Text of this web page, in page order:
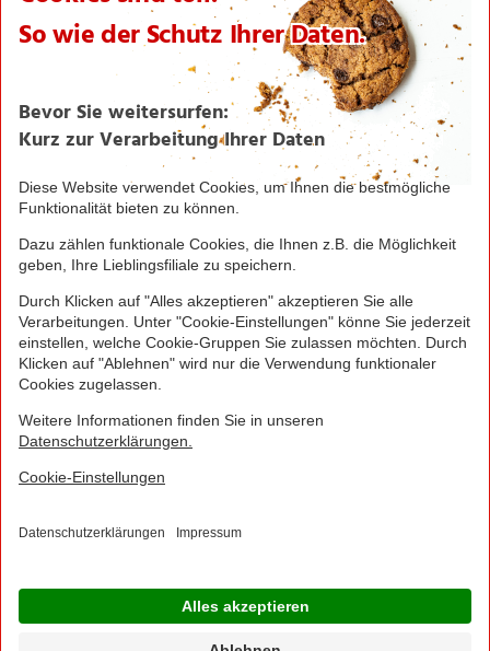
Verantwortung/CSR
NORMA News
Seite drucken
Nach oben
Greifen Sie schnell zu! Alle angegebenen Preise in
Irrtümer durch Schreib-, Programmier- und
Datenübertragungsfehler sind vorbehalten.
© 2016 - 2026 NORMA Lebensmittelfilialbetrieb
Stiftung & Co. KG
Sitemap Kontakt
Barrierefreiheitserklärung Compliance
Jetzt Ihre NORMA Filiale auswählen und noch
mehr Angebote entdecken!
Geben Sie über "Meine Filiale" Ihre PLZ ein und sehen Sie alle Angebote aus Ihrer
Region.